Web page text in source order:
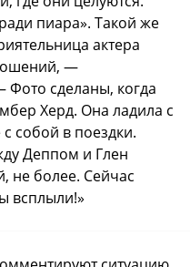
пиара». Такой же
актера
—
сделаны, когда
Херд. Она ладила с
собой в поездки.
Деппом и Глен
не более. Сейчас
всплыли!»